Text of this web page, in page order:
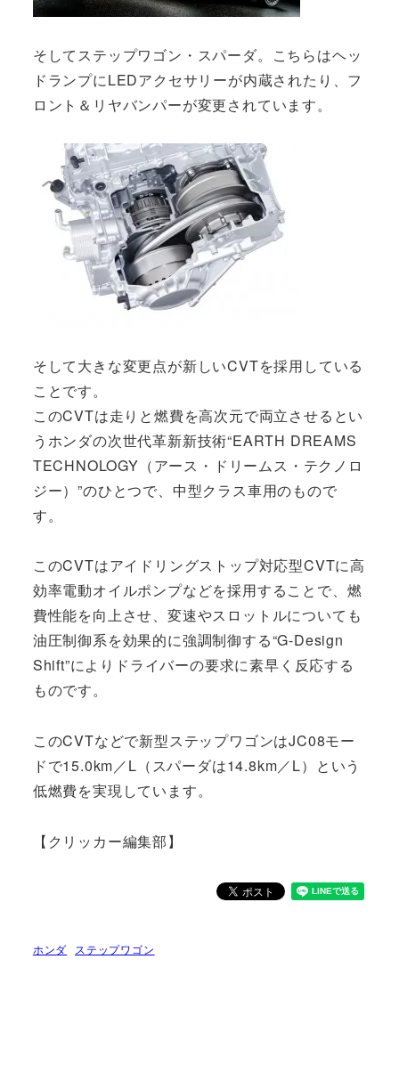
そしてステップワゴン・スパーダ。こちらはヘッ
ドランプにLEDアクセサリーが内蔵されたり、フ
ロント＆リヤバンパーが変更されています。
そして大きな変更点が新しいCVTを採用している
ことです。
このCVTは走りと燃費を高次元で両立させるとい
うホンダの次世代革新新技術“EARTH DREAMS
TECHNOLOGY（アース・ドリームス・テクノロ
ジー）”のひとつで、中型クラス車用のもので
す。
このCVTはアイドリングストップ対応型CVTに高
効率電動オイルポンプなどを採用することで、燃
費性能を向上させ、変速やスロットルについても
油圧制御系を効果的に強調制御する“G-Design
Shift”によりドライバーの要求に素早く反応する
ものです。
このCVTなどで新型ステップワゴンはJC08モー
ドで15.0km／L（スパーダは14.8km／L）という
低燃費を実現しています。
【クリッカー編集部】
ホンダ ステップワゴン